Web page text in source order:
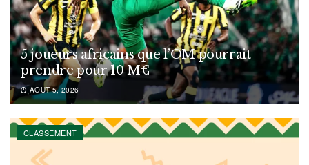
5 joueurs africains que l’OM pourrait
prendre pour 10 M€
AOÛT 5, 2026
CLASSEMENT